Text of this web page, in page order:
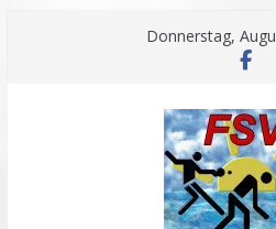
Donnerstag,